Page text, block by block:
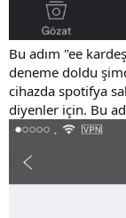
Bu adım "ee
deneme doldu
cihazda spotifya
diyenler için. Bu